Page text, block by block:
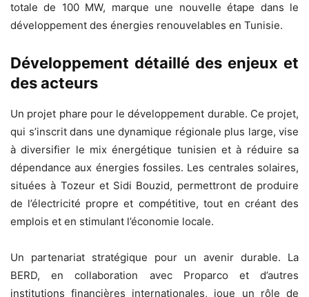
totale de 100 MW, marque une nouvelle étape dans le
développement des énergies renouvelables en Tunisie.
Développement détaillé des enjeux et
des acteurs
Un projet phare pour le développement durable. Ce projet,
qui s’inscrit dans une dynamique régionale plus large, vise
à diversifier le mix énergétique tunisien et à réduire sa
dépendance aux énergies fossiles. Les centrales solaires,
situées à Tozeur et Sidi Bouzid, permettront de produire
de l’électricité propre et compétitive, tout en créant des
emplois et en stimulant l’économie locale.
Un partenariat stratégique pour un avenir durable. La
BERD, en collaboration avec Proparco et d’autres
institutions financières internationales, joue un rôle de